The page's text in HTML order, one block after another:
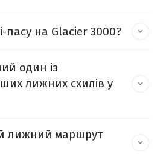
пасу на Glacier 3000?
один із
лижних схилів у
лижний маршрут